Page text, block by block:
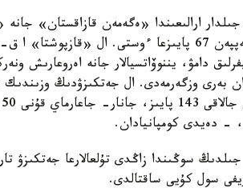
2024 -جىلدار ارالىعىندا «ەگەمەن قازاقستان»
- دەيدى كومپانيادان.
سوڭىندا زاڭدى تۇلعالارعا جەتكىزۋ
سول كۇيى ساقتالدى.